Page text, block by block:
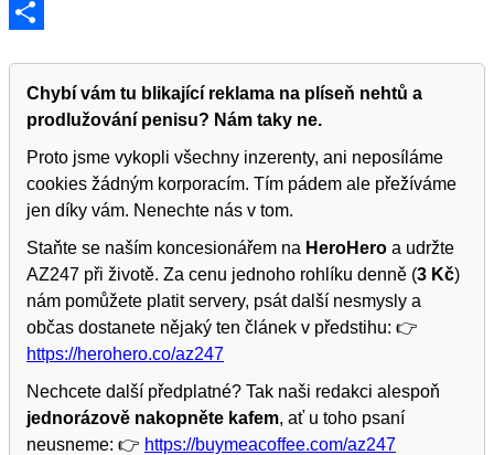
Mastodon
Chybí vám tu blikající reklama na plíseň nehtů a
prodlužování penisu? Nám taky ne.
Proto jsme vykopli všechny inzerenty, ani neposíláme
cookies žádným korporacím. Tím pádem ale přežíváme
jen díky vám. Nenechte nás v tom.
Staňte se naším koncesionářem na HeroHero a udržte
AZ247 při životě. Za cenu jednoho rohlíku denně (3 Kč)
nám pomůžete platit servery, psát další nesmysly a
občas dostanete nějaký ten článek v předstihu: 👉
https://herohero.co/az247
Nechcete další předplatné? Tak naši redakci alespoň
jednorázově nakopněte kafem, ať u toho psaní
neusneme: 👉 https://buymeacoffee.com/az247